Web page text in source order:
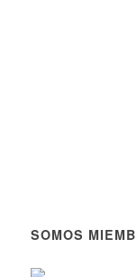
SOMOS